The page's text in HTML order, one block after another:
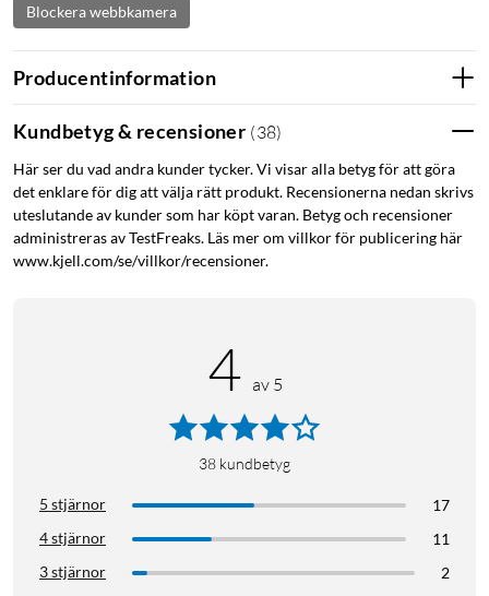
Blockera webbkamera
Producentinformation
Kundbetyg & recensioner (38)
Här ser du vad andra kunder tycker. Vi visar alla betyg för att göra
det enklare för dig att välja rätt produkt. Recensionerna nedan skrivs
uteslutande av kunder som har köpt varan. Betyg och recensioner
administreras av TestFreaks. Läs mer om villkor för publicering här
www.kjell.com/se/villkor/recensioner.
4 av 5
38 kundbetyg
5 stjärnor
17
4 stjärnor
11
3 stjärnor
2